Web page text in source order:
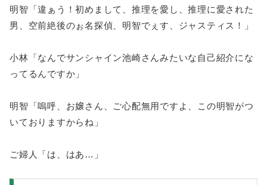
明智「違ぁう！初めまして、推理を愛し、推理に愛された
男、空前絶後のぉ名探偵、明智でぇす、ジャスティス！」
小林「なんでサンシャイン池崎さんみたいな自己紹介にな
ってるんですか」
明智「嗚呼、お嬢さん、ご心配無用ですよ、この明智がつ
いておりますからね」
ご婦人「は、はあ…」